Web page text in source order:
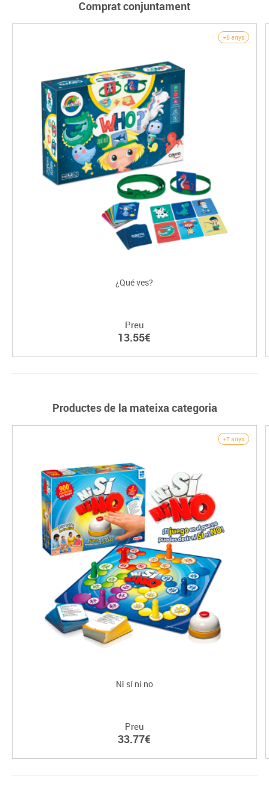
Comprat conjuntament
+5 anys
¿Qué ves?
Preu
13.55€
Productes de la mateixa categoria
+7 anys
Ni sí ni no
Preu
33.77€